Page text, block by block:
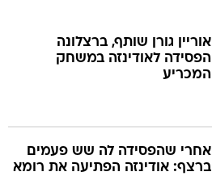
אוריין גורן שותף, ברצלונה
הפסידה לאודינזה במשחק
המכריע
אחרי שהפסידה לה שש פעמים
ברצף: אודינזה הפתיעה את רומא